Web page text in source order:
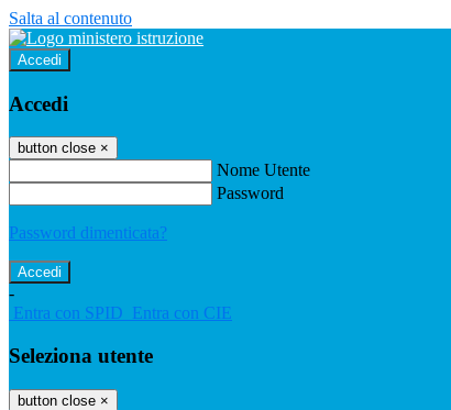
Salta al contenuto
Accedi
Accedi
button close ×
Nome Utente
Password
Password dimenticata?
-
Entra con SPID Entra con CIE
Seleziona utente
button close ×